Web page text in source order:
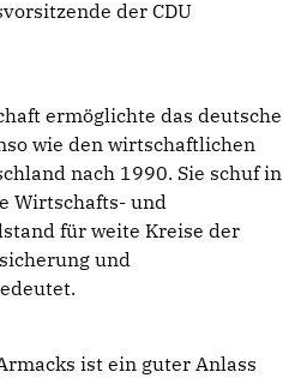
der CDU
ermöglichte das deutsche
wie den wirtschaftlichen
nach 1990. Sie schuf in
Wirtschafts- und
für weite Kreise der
und
ist ein guter Anlass